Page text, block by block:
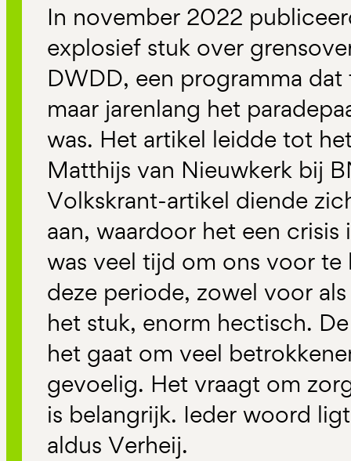
In november 2022
explosief stuk over
DWDD, een programma
maar jarenlang het
was. Het artikel leidde tot
Matthijs van Nieuwkerk bij
Volkskrant-artikel diende
aan, waardoor het een
was veel tijd om ons voor te
deze periode, zowel voor
het stuk, enorm hectisch.
het gaat om veel
gevoelig. Het vraagt om
is belangrijk. Ieder woord
aldus Verheij.